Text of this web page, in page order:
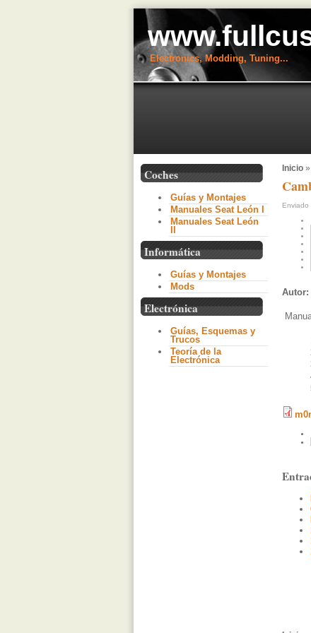
Electronics, Modding, Tuning...
Coches
Guías y Montajes
Manuales Seat León I
Manuales Seat León
Informática
Guías y Montajes
Mods
Electrónica
Guías, Esquemas y
Trucos
Teoría de la
Electrónica
Inicio»
Enviado
Autor: